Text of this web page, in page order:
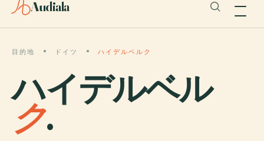
Audiala
目的地 ドイツ ハイデルベルク
ハイデルベル
ク.